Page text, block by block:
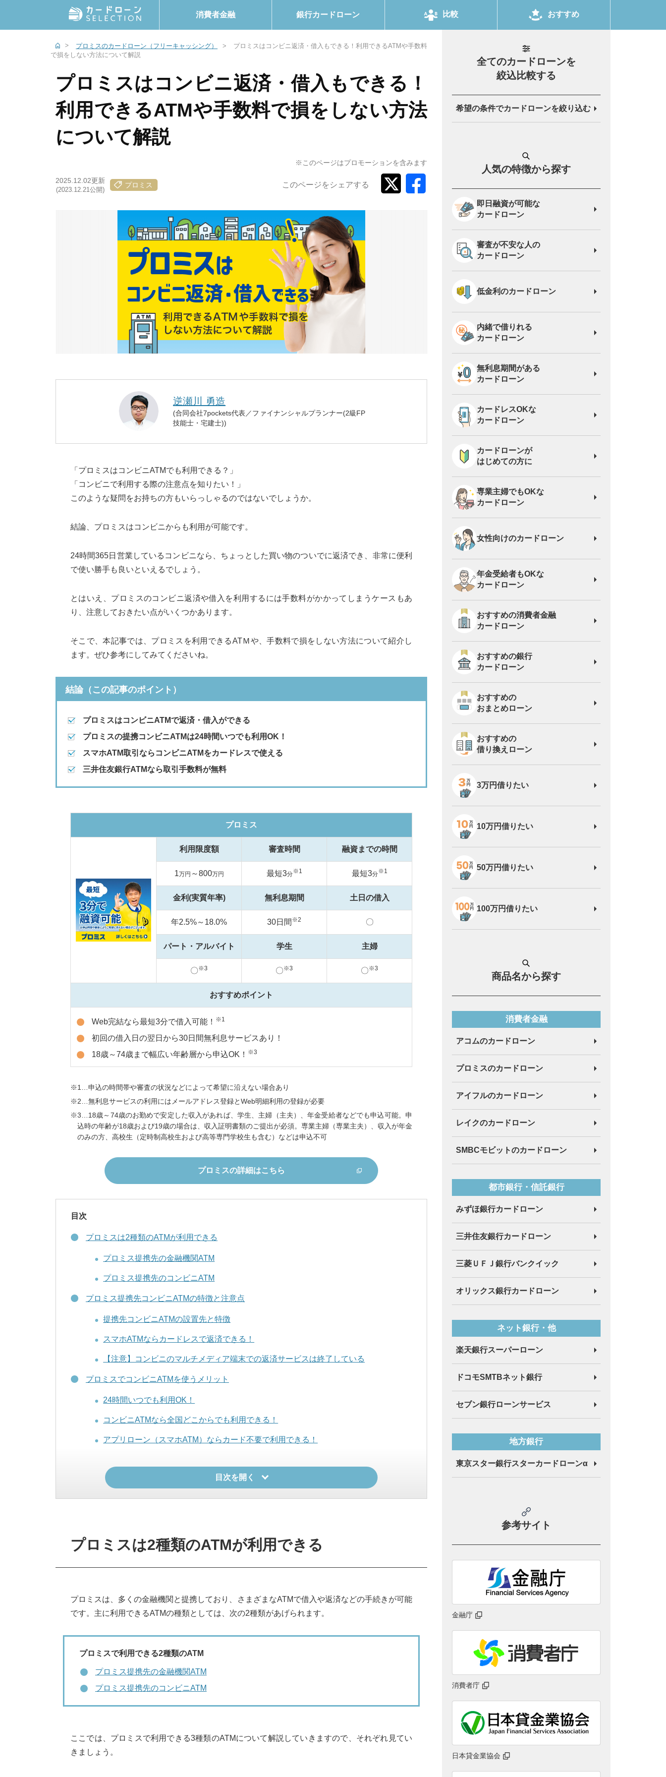
消費者金融 銀行カードローン 比較 おすすめ
プロミスのカードローン（フリーキャッシング）
プロミスはコンビニ返済・借入もできる！利用できるATMや手数料
で損をしない方法について解説
プロミスはコンビニ返済・借入もできる！
利用できるATMや手数料で損をしない方法
について解説
※このページはプロモーションを含みます
2025.12.02更新
(2023.12.21公開)
プロミス このページをシェアする
逆瀬川 勇造
(合同会社7pockets代表／ファイナンシャルプランナー(2級FP
技能士・宅建士))
「プロミスはコンビニATMでも利用できる？」
「コンビニで利用する際の注意点を知りたい！」
このような疑問をお持ちの方もいらっしゃるのではないでしょうか。
結論、プロミスはコンビニからも利用が可能です。
24時間365日営業しているコンビニなら、ちょっとした買い物のついでに返済でき、非常に便利
で使い勝手も良いといえるでしょう。
とはいえ、プロミスのコンビニ返済や借入を利用するには手数料がかかってしまうケースもあ
り、注意しておきたい点がいくつかあります。
そこで、本記事では、プロミスを利用できるATＭや、手数料で損をしない方法について紹介し
ます。ぜひ参考にしてみてくださいね。
結論（この記事のポイント）
プロミスはコンビニATMで返済・借入ができる
プロミスの提携コンビニATMは24時間いつでも利用OK！
スマホATM取引ならコンビニATMをカードレスで使える
三井住友銀行ATMなら取引手数料が無料
プロミス
利用限度額 審査時間 融資までの時間
1万円 ～800万円 最短3分※1 最短3分※1
金利(実質年率) 無利息期間 土日の借入
年2.5%～18.0% 30日間 ※2 〇
パート・アルバイト 学生 主婦
〇※3 〇※3 〇※3
おすすめポイント
Web完結なら最短3分で借入可能！ ※1
初回の借入日の翌日から30日間無利息サービスあり！
18歳～74歳まで幅広い年齢層から申込OK！ ※3
1…申込の時間帯や審査の状況などによって希望に沿えない場合あり
2…無利息サービスの利用にはメールアドレス登録とWeb明細利用の登録が必要
3…18歳～74歳のお勤めで安定した収入があれば、学生、主婦（主夫）、年金受給者などでも申込可能。申
込時の年齢が18歳および19歳の場合は、収入証明書類のご提出が必須。専業主婦（専業主夫）、収入が年金
のみの方、高校生（定時制高校生および高等専門学校生も含む）などは申込不可
プロミスの詳細はこちら
目次
プロミスは2種類のATMが利用できる
プロミス提携先の金融機関ATM
プロミス提携先のコンビニATM
プロミス提携先コンビニATMの特徴と注意点
提携先コンビニATMの設置先と特徴
スマホATMならカードレスで返済できる！
【注意】コンビニのマルチメディア端末での返済サービスは終了している
プロミスでコンビニATMを使うメリット
24時間いつでも利用OK！
コンビニATMなら全国どこからでも利用できる！
アプリローン（スマホATM）ならカード不要で利用できる！
取引手数料がかかる
1,000円単位で利用できない
プロミスの提携コンビニATMの使い方
E-netコンビニATMの使い方
プロミスの提携コンビニATMで返済や借入ができないときの理由は？
①メンテナンス時間に利用しようとしている
③利用限度額を超えている
目次を開く
プロミスは2種類のATMが利用できる
プロミスは、多くの金融機関と提携しており、さまざまなATMで借入や返済などの手続きが可能
です。主に利用できるATMの種類としては、次の2種類があげられます。
プロミスで利用できる2種類のATM
プロミス提携先の金融機関ATM
プロミス提携先のコンビニATM
ここでは、プロミスで利用できる3種類のATMについて解説していきますので、それぞれ見てい
きましょう。
全てのカードローンを
絞込比較する
希望の条件でカードローンを絞り込む
人気の特徴から探す
即日融資が可能な
カードローン
審査が不安な人の
カードローン
低金利のカードローン
内緒で借りれる
カードローン
無利息期間がある
カードローン
カードレスOKな
カードローン
カードローンが
はじめての方に
専業主婦でもOKな
カードローン
女性向けのカードローン
年金受給者もOKな
カードローン
おすすめの消費者金融
カードローン
おすすめの銀行
カードローン
おすすめの
おまとめローン
おすすめの
借り換えローン
3万円借りたい
10万円借りたい
50万円借りたい
100万円借りたい
商品名から探す
消費者金融
アコムのカードローン
プロミスのカードローン
アイフルのカードローン
レイクのカードローン
SMBCモビットのカードローン
都市銀行・信託銀行
みずほ銀行カードローン
三井住友銀行カードローン
三菱ＵＦＪ銀行バンクイック
オリックス銀行カードローン
ネット銀行・他
楽天銀行スーパーローン
ドコモSMTBネット銀行
セブン銀行ローンサービス
地方銀行
東京スター銀行スターカードローンα
参考サイト
金融庁
消費者庁
日本貸金業協会